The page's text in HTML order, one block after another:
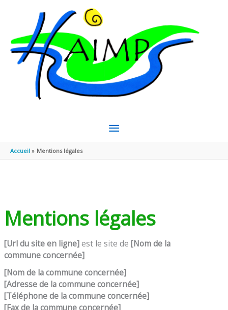
MENU
Accueil Mentions légales
Mentions légales
[Url du site en ligne]est le site de[Nom de la
communeconcernée]
[Nom de la commune concernée]
[Adresse de la commune concernée]
[Téléphone de la commune concernée]
[Fax de la commune concernée]